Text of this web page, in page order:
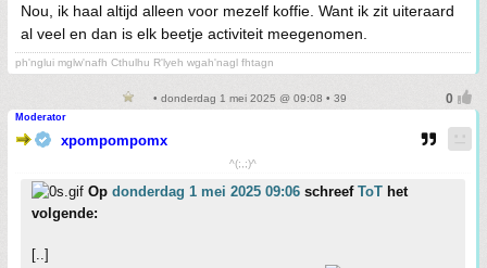
Nou, ik haal altijd alleen voor mezelf koffie. Want ik zit uiteraard
al veel en dan is elk beetje activiteit meegenomen.
ph'nglui mglw'nafh Cthulhu R'lyeh wgah'nagl fhtagn
• donderdag 1 mei 2025 @ 09:08 • 39
Moderator
xpompompomx
^(;,;)^
Op donderdag 1 mei 2025 09:06 schreef ToT het
volgende:
[..]